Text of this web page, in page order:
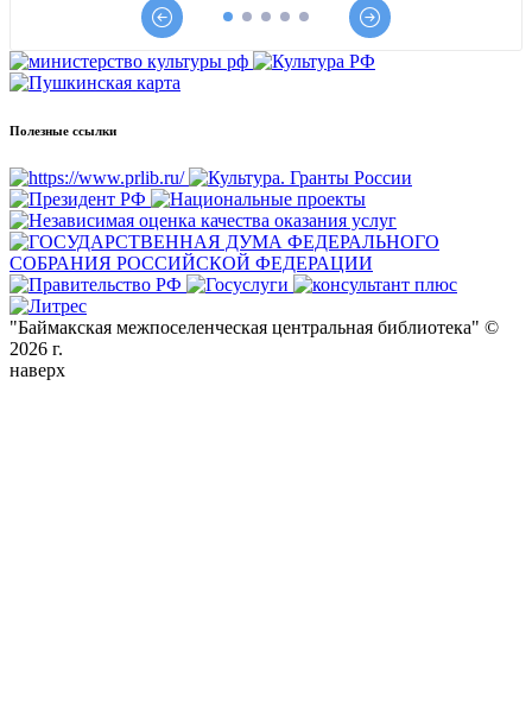
Полезные ссылки
"Баймакская межпоселенческая центральная библиотека" ©
2026 г.
наверх